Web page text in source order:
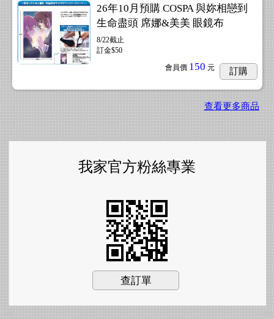
26年10月預購 COSPA 與妳相戀到
生命盡頭 席娜&美美 眼鏡布
8/22截止
訂金$50
會員價 150 元 訂購
查看更多商品
我家官方粉絲專業
查訂單